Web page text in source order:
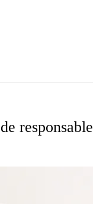
responsable